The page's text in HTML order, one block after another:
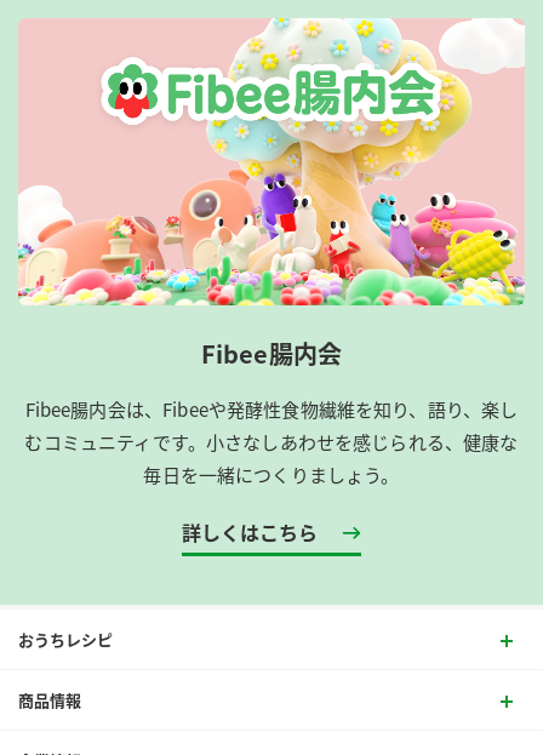
Fibee腸内会
Fibee腸内会は、​Fibeeや発酵性食物繊維を知り、語り、楽し
むコミュニティです。​小さなしあわせを感じられる、健康な
毎日を一緒につくりましょう。
詳しくはこちら
おうちレシピ
商品情報